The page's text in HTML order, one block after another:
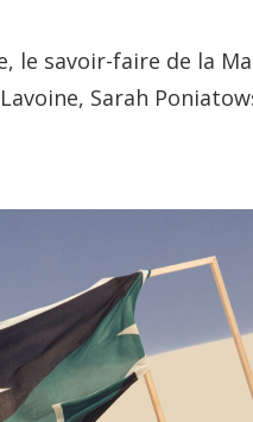
le savoir-faire de la
Sarah